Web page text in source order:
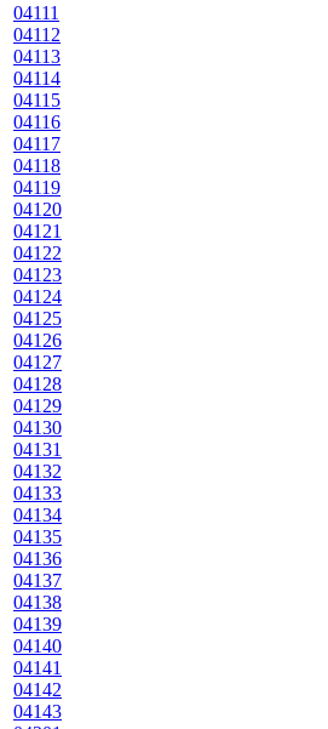
04111
04112
04113
04114
04115
04116
04117
04118
04119
04120
04121
04122
04123
04124
04125
04126
04127
04128
04129
04130
04131
04132
04133
04134
04135
04136
04137
04138
04139
04140
04141
04142
04143